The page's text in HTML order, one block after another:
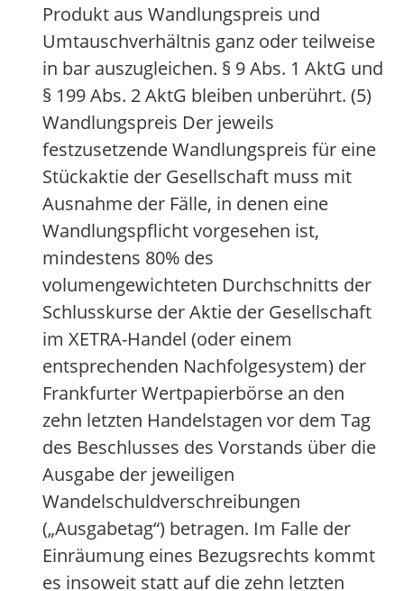
Produkt aus Wandlungspreis und
Umtauschverhältnis ganz oder teilweise
in bar auszugleichen. § 9 Abs. 1 AktG und
§ 199 Abs. 2 AktG bleiben unberührt. (5)
Wandlungspreis Der jeweils
festzusetzende Wandlungspreis für eine
Stückaktie der Gesellschaft muss mit
Ausnahme der Fälle, in denen eine
Wandlungspflicht vorgesehen ist,
mindestens 80% des
volumengewichteten Durchschnitts der
Schlusskurse der Aktie der Gesellschaft
im XETRA-Handel (oder einem
entsprechenden Nachfolgesystem) der
Frankfurter Wertpapierbörse an den
zehn letzten Handelstagen vor dem Tag
des Beschlusses des Vorstands über die
Ausgabe der jeweiligen
Wandelschuldverschreibungen
(„Ausgabetag“) betragen. Im Falle der
Einräumung eines Bezugsrechts kommt
es insoweit statt auf die zehn letzten